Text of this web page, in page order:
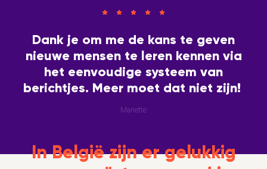
Dank je om me de kans te geven
nieuwe mensen te leren kennen via
het eenvoudige systeem van
berichtjes. Meer moet dat niet zijn!
Mariette
In België zijn er gelukkig